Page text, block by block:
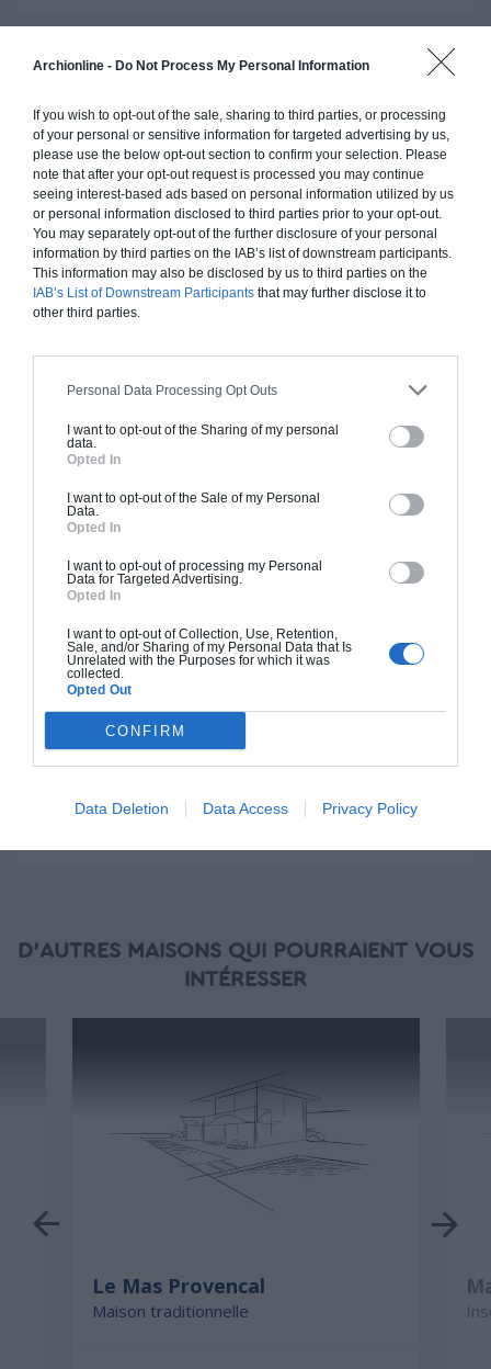
Archionline - Do Not Process My Personal Information
If you wish to opt-out of the sale, sharing to third parties, or processing
of your personal or sensitive information for targeted advertising by us,
please use the below opt-out section to confirm your selection. Please
note that after your opt-out request is processed you may continue
seeing interest-based ads based on personal information utilized by us
or personal information disclosed to third parties prior to your opt-out.
You may separately opt-out of the further disclosure of your personal
information by third parties on the IAB’s list of downstream participants.
This information may also be disclosed by us to third parties on the
IAB’s List of Downstream Participants that may further disclose it to
other third parties.
Personal Data Processing Opt Outs
I want to opt-out of the Sharing of my personal
data.
Opted In
I want to opt-out of the Sale of my Personal
Data.
Opted In
I want to opt-out of processing my Personal
Data for Targeted Advertising.
Opted In
I want to opt-out of Collection, Use, Retention,
Sale, and/or Sharing of my Personal Data that Is
Unrelated with the Purposes for which it was
collected.
Opted Out
CONFIRM
Data Deletion Data Access Privacy Policy
Chiffrage estimatif pour : Fondations et normes
standards. Construction en ossature bois isolé.
Finitions haut de gamme. Le prix "clé en main"
inclut le gros oeuvre et le second oeuvre (cuisine,
peinture, sols...), mais exclut piscine, jardin et
clôture.
À partir de
225 000€ TTC
Je la veux !
Construction BBC
standards. Construction en bloc coffrant isolant
(RT 2020). Finitions haut de gamme. Le prix "clé
en main" inclut le gros oeuvre et le second
oeuvre (cuisine, peinture, sols...), mais exclut
À partir de
260 000€ TTC
Je la veux !
D'AUTRES MAISONS QUI POURRAIENT VOUS
INTÉRESSER
Le Mas Provencal
Maison traditionnelle